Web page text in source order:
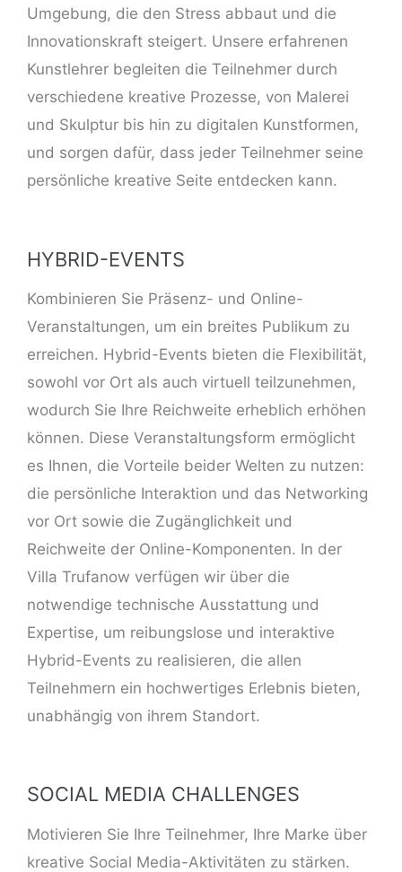
Umgebung, die den Stress abbaut und die
Innovationskraft steigert. Unsere erfahrenen
Kunstlehrer begleiten die Teilnehmer durch
verschiedene kreative Prozesse, von Malerei
und Skulptur bis hin zu digitalen Kunstformen,
und sorgen dafür, dass jeder Teilnehmer seine
persönliche kreative Seite entdecken kann.
HYBRID-EVENTS
Kombinieren Sie Präsenz- und Online-
Veranstaltungen, um ein breites Publikum zu
erreichen. Hybrid-Events bieten die Flexibilität,
sowohl vor Ort als auch virtuell teilzunehmen,
wodurch Sie Ihre Reichweite erheblich erhöhen
können. Diese Veranstaltungsform ermöglicht
es Ihnen, die Vorteile beider Welten zu nutzen:
die persönliche Interaktion und das Networking
vor Ort sowie die Zugänglichkeit und
Reichweite der Online-Komponenten. In der
Villa Trufanow verfügen wir über die
notwendige technische Ausstattung und
Expertise, um reibungslose und interaktive
Hybrid-Events zu realisieren, die allen
Teilnehmern ein hochwertiges Erlebnis bieten,
unabhängig von ihrem Standort.
SOCIAL MEDIA CHALLENGES
Motivieren Sie Ihre Teilnehmer, Ihre Marke über
kreative Social Media-Aktivitäten zu stärken.